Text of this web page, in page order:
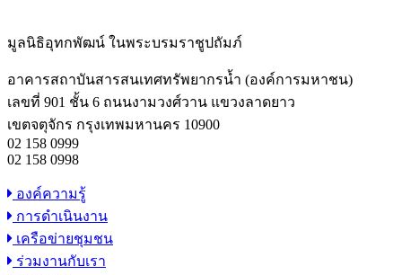
มูลนิธิอุทกพัฒน์ ในพระบรมราชูปถัมภ์
อาคารสถาบันสารสนเทศทรัพยากรน้ำ (องค์การมหาชน)
เลขที่ 901 ชั้น 6 ถนนงามวงศ์วาน แขวงลาดยาว
เขตจตุจักร กรุงเทพมหานคร 10900
02 158 0999
02 158 0998
องค์ความรู้
การดำเนินงาน
เครือข่ายชุมชน
ร่วมงานกับเรา